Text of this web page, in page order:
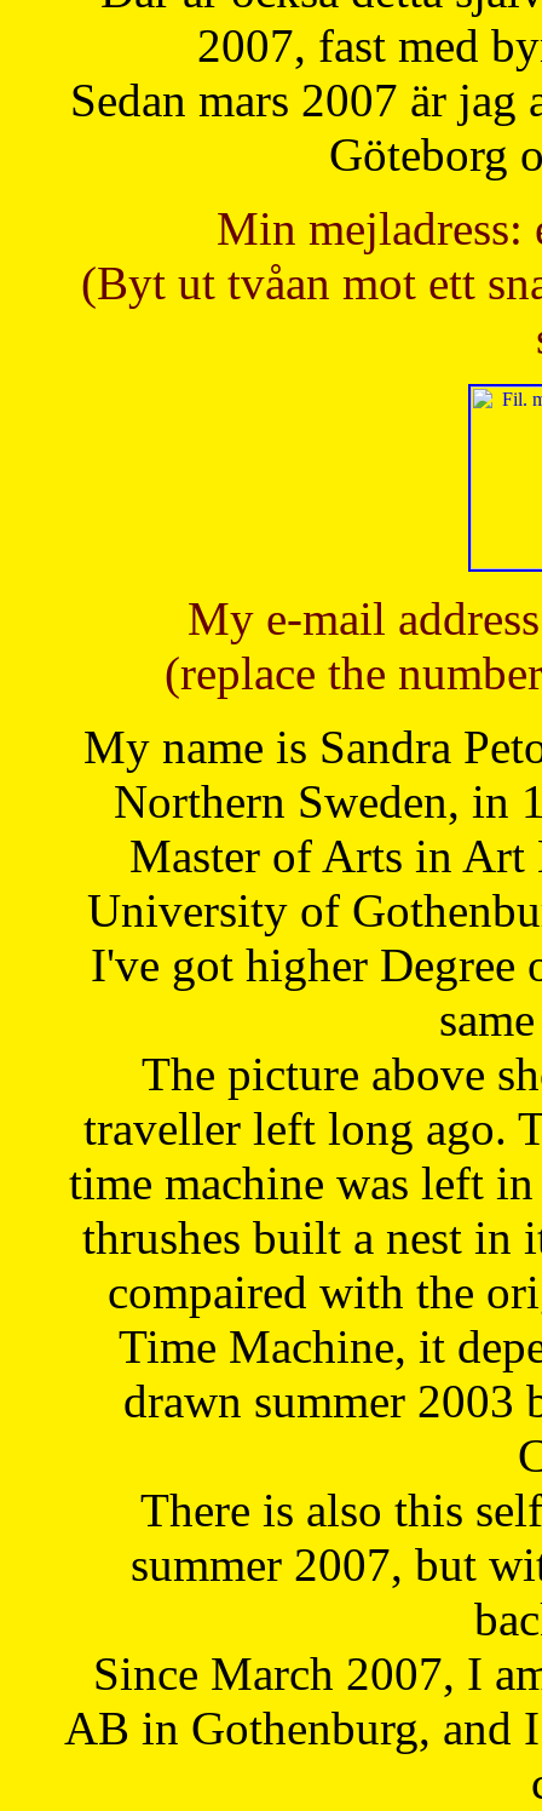
2007, fast med
Sedan mars 2007 är
Göteborg
Min mejladress:
(Byt ut tvåan mot ett
My e-mail
(replace the
My name is Sandra
Northern Sweden, in
Master of Arts in Art
University of
I've got higher Degree
The picture above
traveller left long ago.
time machine was left
thrushes built a nest in
compaired with the
Time Machine, it
drawn summer 2003
There is also this
summer 2007, but
Since March 2007, I
AB in Gothenburg, and